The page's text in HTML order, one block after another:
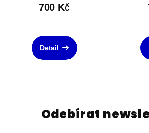
700 Kč
Detail
Odebírat